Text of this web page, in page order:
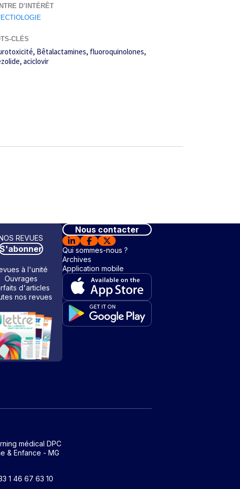
D’INTÉRÊT
CLÉS
Bêtalactamines fluoroquinolones
aciclovir
REVUES
S'abonner
à l'unité
Ouvrages
d'articles
nos revues
Nous contacter
Qui sommes-nous ?
Archives
Application mobile
médical DPC
& Enfance - MG
1 46 67 63 10